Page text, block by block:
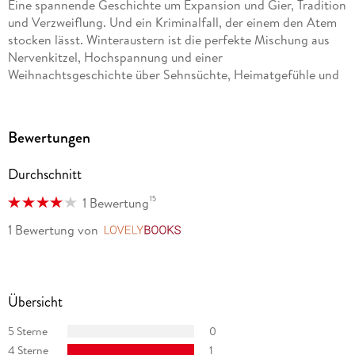
Eine spannende Geschichte um Expansion und Gier, Tradition
und Verzweiflung. Und ein Kriminalfall, der einem den Atem
stocken lässt. Winteraustern ist die perfekte Mischung aus
Nervenkitzel, Hochspannung und einer
Weihnachtsgeschichte über Sehnsüchte, Heimatgefühle und
Freude an diesem Buch haben. « Ernst Corinth, Göttinger
»Richtig gutes Handwerk. « Stephan Opitz, Schleswig-
Holsteiner Zeitungsverlag
Neue Presse
»Natürlich wird nach echter Landesart viel gegessen und
Bewertungen
Durchschnitt
1 Bewertung15
1 Bewertung von
Übersicht
5 Sterne
0
4 Sterne
1